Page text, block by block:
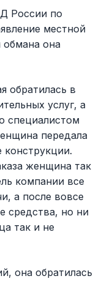
России по
местной
она
обратилась в
услуг, а
специалистом
передала
конструкции.
женщина так
компании все
а после вовсе
средства, но ни
так и не
она обратилась